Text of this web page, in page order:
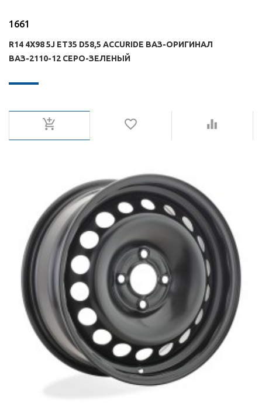
1661
R14 4X98 5J ET35 D58,5 ACCURIDE ВАЗ-ОРИГИНАЛ
ВАЗ-2110-12 СЕРО-ЗЕЛЕНЫЙ